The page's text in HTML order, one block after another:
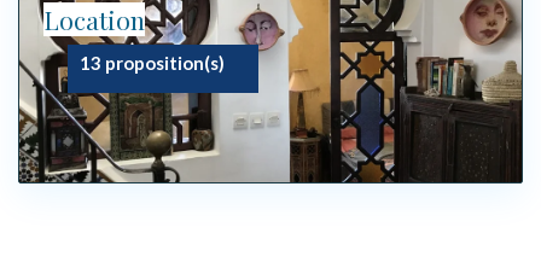
Location
13 proposition(s)